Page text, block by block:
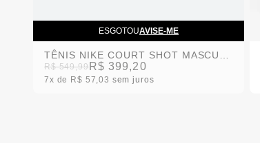
ESGOTOUAVISE-ME
R$ 549,99 R$ 399,20
7x R$ 57,03 sem juros